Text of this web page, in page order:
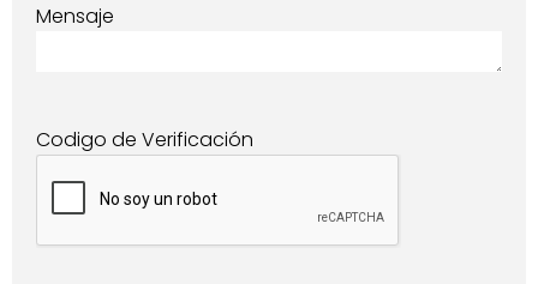
Mensaje
Codigo de Verificación